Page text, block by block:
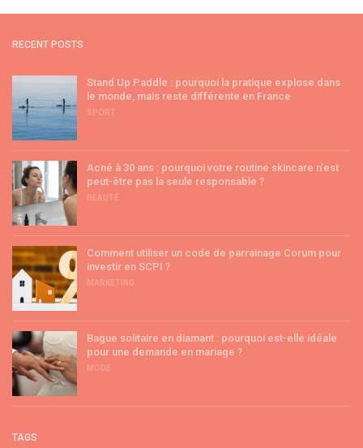
RECENT POSTS
Stand Up Paddle : pourquoi la pratique explose dans
le monde, mais reste différente en France
SPORT
Acné à 30 ans : pourquoi votre routine skincare n’est
peut-être pas la seule responsable ?
BEAUTÉ
Comment utiliser un code de parrainage Corum pour
investir en SCPI ?
MARKETING
Bague solitaire en diamant : pourquoi est-elle idéale
pour une demande en mariage ?
MODE
TAGS